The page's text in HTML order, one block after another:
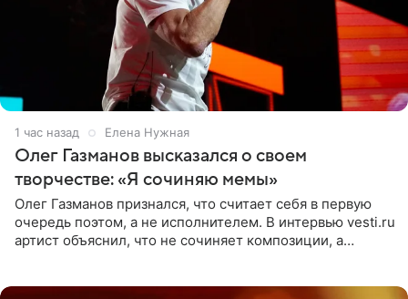
1 час назад Елена Нужная
Олег Газманов высказался о своем
творчестве: «Я сочиняю мемы»
Олег Газманов признался, что считает себя в первую
очередь поэтом, а не исполнителем. В интервью vesti.ru
артист объяснил, что не сочиняет композиции, а